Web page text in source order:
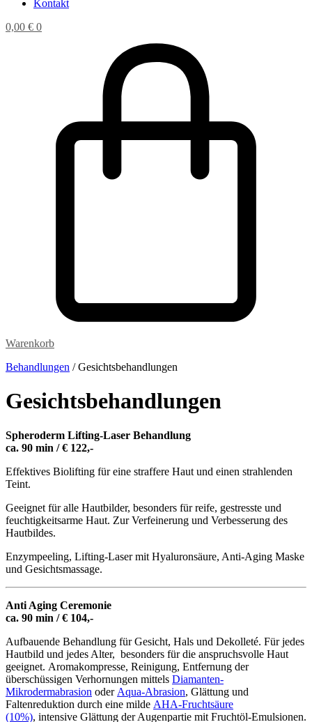
Kontakt
0,00 € 0
Warenkorb
Behandlungen / Gesichtsbehandlungen
Gesichtsbehandlungen
Spheroderm Lifting-Laser Behandlung
ca. 90 min / € 122,-
Effektives Biolifting für eine straffere Haut und einen strahlenden
Teint.
Geeignet für alle Hautbilder, besonders für reife, gestresste und
feuchtigkeitsarme Haut. Zur Verfeinerung und Verbesserung des
Hautbildes.
Enzympeeling, Lifting-Laser mit Hyaluronsäure, Anti-Aging Maske
und Gesichtsmassage.
Anti Aging Ceremonie
ca. 90 min / € 104,-
Aufbauende Behandlung für Gesicht, Hals und Dekolleté. Für jedes
Hautbild und jedes Alter, besonders für die anspruchsvolle Haut
geeignet. Aromakompresse, Reinigung, Entfernung der
überschüssigen Verhornungen mittels Diamanten-
Mikrodermabrasion oder Aqua-Abrasion, Glättung und
Faltenreduktion durch eine milde AHA-Fruchtsäure
(10%), intensive Glättung der Augenpartie mit Fruchtöl-Emulsionen.